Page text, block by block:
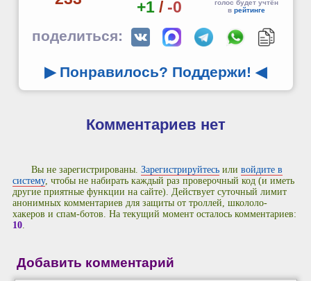
+1/ -0
голос будет учтён
в рейтинге
поделиться:
▶ Понравилось? Поддержи! ◀
Комментариев нет
Вы не зарегистрированы.Зарегистрируйтесь иливойдите в
систему, чтобы не набирать каждый раз проверочный код (и иметь
другие приятные функции на сайте). Действует суточный лимит
анонимных комментариев для защиты от троллей, школоло-
хакеров и спам-ботов. На текущий момент осталось комментариев:
10.
Добавить комментарий